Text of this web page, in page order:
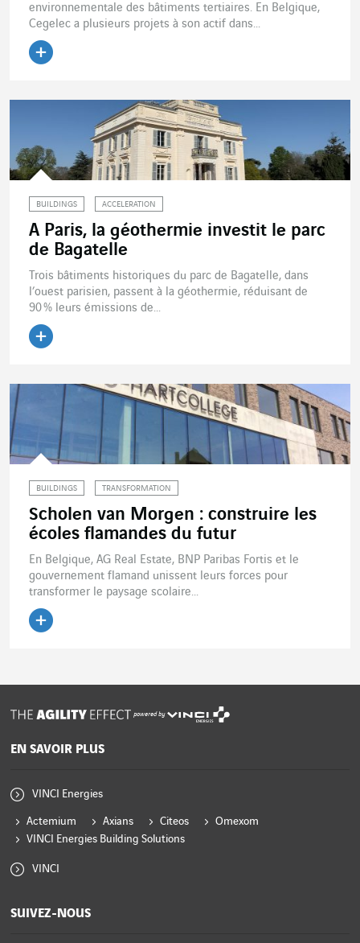
environnementale des bâtiments tertiaires. En Belgique,
Cegelec a plusieurs projets à son actif dans...
BUILDINGS ACCELERATION
A Paris, la géothermie investit le parc
de Bagatelle
Trois bâtiments historiques du parc de Bagatelle, dans
l’ouest parisien, passent à la géothermie, réduisant de
90 % leurs émissions de...
BUILDINGS TRANSFORMATION
Scholen van Morgen : construire les
écoles flamandes du futur
En Belgique, AG Real Estate, BNP Paribas Fortis et le
gouvernement flamand unissent leurs forces pour
transformer le paysage scolaire...
powered by
EN SAVOIR PLUS
VINCI Energies
Actemium Axians Citeos
Omexom
VINCI Energies Building Solutions
VINCI
SUIVEZ-NOUS